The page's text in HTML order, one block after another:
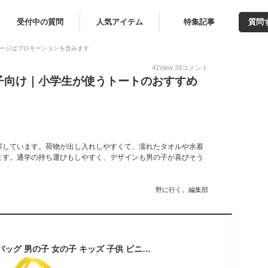
受付中の質問 人気アイテム 特集記事 質問
ジはプロモーションを含みます
41View 33コメント
け｜小学生が使うトートのおすすめ
ています。荷物が出し入れしやすくて、濡れたタオルや水着
。通学の持ち運びもしやすく、デザインも男の子が喜びそう
野に行く。編集部
アンパサンド プールバッグ 男の子 女の子 キッズ 子供 ビニールバッグ トート スイミング 半透明 小学校 幼稚園 保育園 水泳 小学生 入園 入学 準備 海【l276165】ターコイズ